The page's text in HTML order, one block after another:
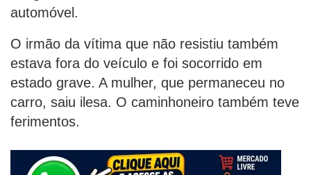
automóvel.
O irmão da vítima que não resistiu também
estava fora do veículo e foi socorrido em
estado grave. A mulher, que permaneceu no
carro, saiu ilesa. O caminhoneiro também teve
ferimentos.